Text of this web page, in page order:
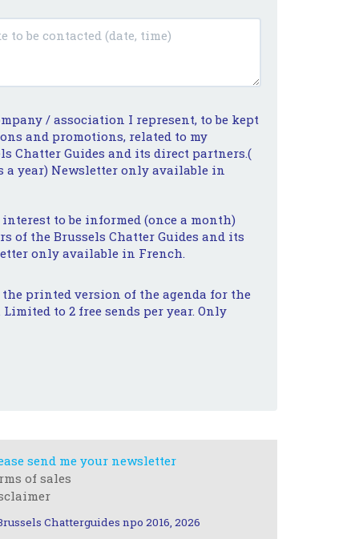
/ association I represent, to be kept
and promotions, related to my
Chatter Guides and its direct partners.(
a year) Newsletter only available in
to be informed (once a month)
of the Brussels Chatter Guides and its
only available in French.
printed version of the agenda for the
to 2 free sends per year. Only
send me your newsletter
of sales
Chatterguides npo 2016, 2026